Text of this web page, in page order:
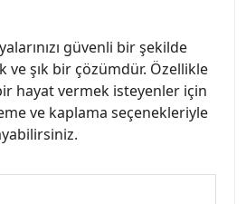
güvenli bir şekilde
ve şık bir çözümdür. Özellikle
hayat vermek isteyenler için
ve kaplama seçenekleriyle